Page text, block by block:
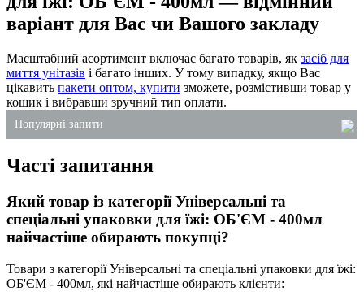
варіант для Вас чи Вашого закладу
Масштабний асортимент включає багато товарів, як засіб для
миття унітазів і багато інших. У тому випадку, якщо Вас
цікавить пакети оптом, купити зможете, розмістивши товар у
кошик і вибравши зручний тип оплати.
Популярні запити
алюмінієві бокси купити
замовити одноразові стакани
ланч-бокс зі спіненого полістиролу
господарські товари для ресторану
Часті запитання
Який товар із категорії Універсальні та
спеціальні упаковки для їжі: ОБ'ЄМ - 400мл
найчастіше обирають покупці?
Товари з категорії Універсальні та спеціальні упаковки для їжі:
ОБ'ЄМ - 400мл, які найчастіше обирають клієнти: